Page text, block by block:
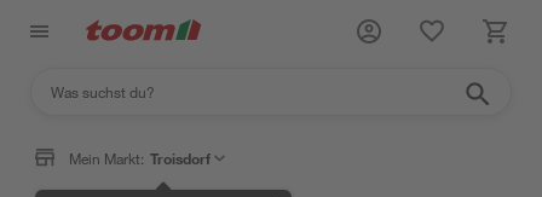
Mein Markt: Troisdorf